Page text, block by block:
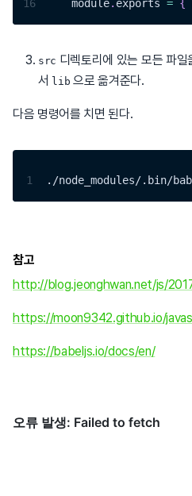
16
    module
. exports = {
src 디렉토리에 있는 모든 파
서 lib 으로 옮겨준다.
다음 명령어를 치면 된다.
1 ./node_modules/.bin/
참고
http://blog.jeonghwan.net/js/
https://moon9342.github.io/
https://babeljs.io/docs/en/